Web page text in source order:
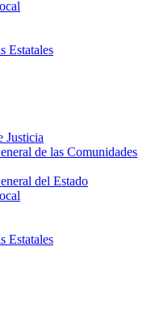
Estatales
Justicia
de las Comunidades
del Estado
Estatales